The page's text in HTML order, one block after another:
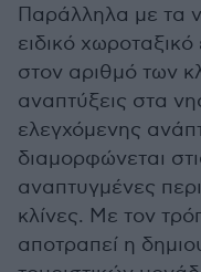
Παράλληλα με τα
ειδικό χωροταξικό
στον αριθμό των
αναπτύξεις στα
ελεγχόμενης
διαμορφώνεται
αναπτυγμένες
κλίνες. Με τον
αποτραπεί η